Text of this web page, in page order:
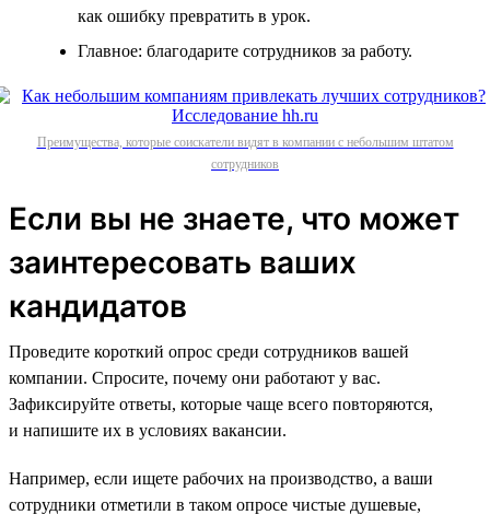
как ошибку превратить в урок.
Главное: благодарите сотрудников за работу.
Преимущества, которые соискатели видят в компании с небольшим штатом
сотрудников
Если вы не знаете, что может
заинтересовать ваших
кандидатов
Проведите короткий опрос среди сотрудников вашей
компании. Спросите, почему они работают у вас.
Зафиксируйте ответы, которые чаще всего повторяются,
и напишите их в условиях вакансии.
Например, если ищете рабочих на производство, а ваши
сотрудники отметили в таком опросе чистые душевые,